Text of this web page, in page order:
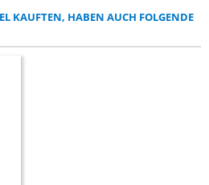
KAUFTEN, HABEN AUCH FOLGENDE